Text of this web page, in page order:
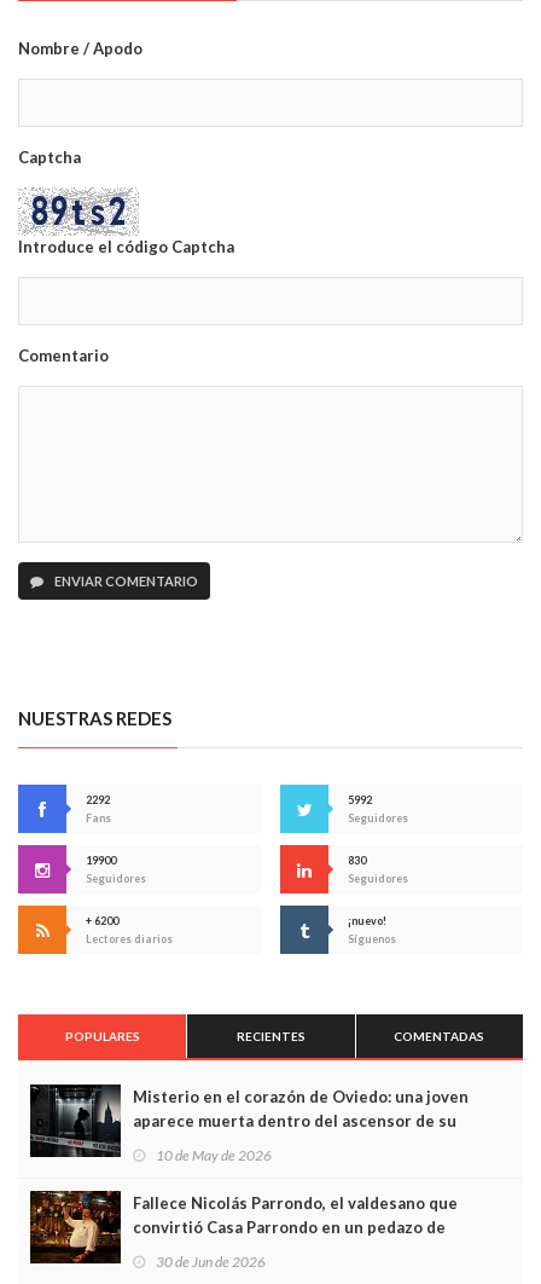
Nombre / Apodo
Captcha
Introduce el código Captcha
Comentario
ENVIAR COMENTARIO
NUESTRAS REDES
2292
Fans
5992
Seguidores
19900
Seguidores
830
Seguidores
+ 6200
Lectores diarios
¡nuevo!
Síguenos
POPULARES RECIENTES COMENTADAS
Misterio en el corazón de Oviedo: una joven
aparece muerta dentro del ascensor de su
edificio y las cámaras captan sus últimos minutos
10 de May de 2026
Fallece Nicolás Parrondo, el valdesano que
convirtió Casa Parrondo en un pedazo de
Asturias en Madrid
30 de Jun de 2026